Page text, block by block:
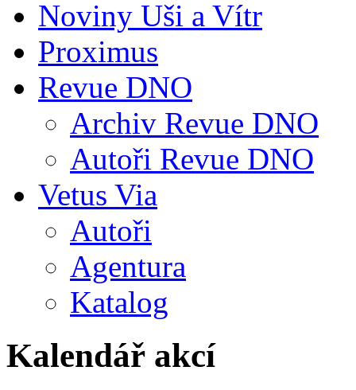
Noviny Uši a Vítr
Proximus
Revue DNO
Archiv Revue DNO
Autoři Revue DNO
Vetus Via
Autoři
Agentura
Katalog
Kalendář akcí